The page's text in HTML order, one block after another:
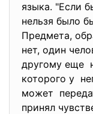
языка. "Если
нельзя было
Предмета,
нет, один
другому еще
которого у
может
принял